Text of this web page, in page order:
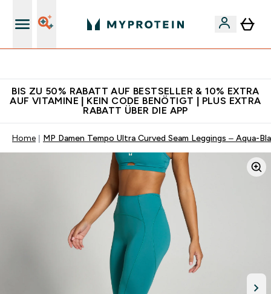
BIS ZU 50% RABATT AUF BESTSELLER & 10% EXTRA
AUF VITAMINE | KEIN CODE BENÖTIGT | PLUS EXTRA
RABATT ÜBER DIE APP
Home MP Damen Tempo Ultra Curved Seam Leggings – Aqua-